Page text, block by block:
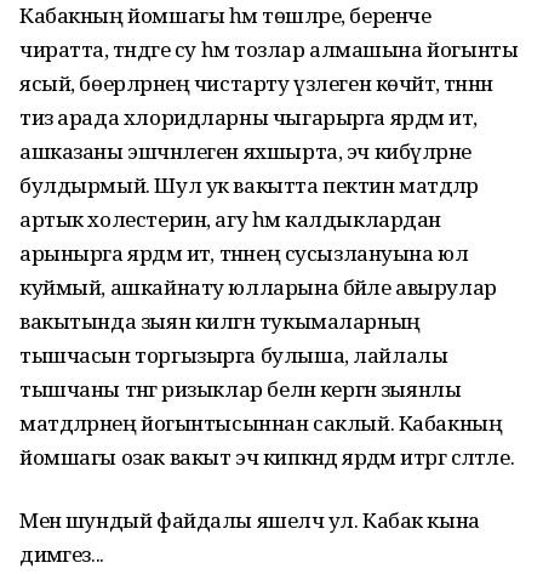
Кабакның йомшагы һәм төшләре, беренче
чиратта, тәндәге су һәм тозлар алмашына йогынты
ясый, бөерләрнең чистарту үзлеген көчәйтә, тәннән
тиз арада хлоридларны чыгарырга ярдәм итә,
ашказаны эшчәнлеген яхшырта, эч кибүләрне
булдырмый. Шул ук вакытта пектин матдәләр
артык холестерин, агу һәм калдыклардан
арынырга ярдәм итә, тәннең сусызлануына юл
куймый, ашкайнату юлларына бәйле авырулар
вакытында зыян килгән тукымаларның
тышчасын торгызырга булыша, лайлалы
тышчаны тәнгә ризыклар белән кергән зыянлы
матдәләрнең йогынтысыннан саклый. Кабакның
йомшагы озак вакыт эч кипкәндә ярдәм итәргә сәләтле.
Менә шундый файдалы яшелчә ул. Кабак кына
димәгез...